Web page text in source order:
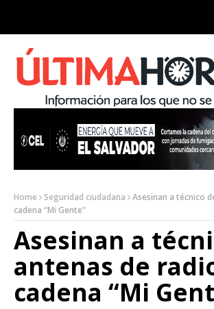
Home Seguridad ciudadana
Asesinan a técnico
cadena “Mi Gente”
Asesinan a
antenas de
cadena “Mi